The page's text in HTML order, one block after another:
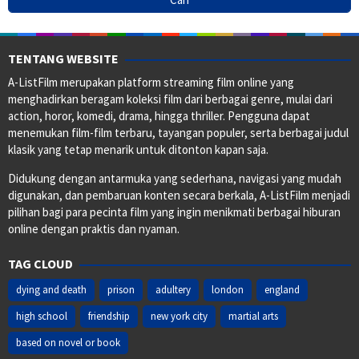
TENTANG WEBSITE
A-ListFilm merupakan platform streaming film online yang
menghadirkan beragam koleksi film dari berbagai genre, mulai dari
action, horor, komedi, drama, hingga thriller. Pengguna dapat
menemukan film-film terbaru, tayangan populer, serta berbagai judul
klasik yang tetap menarik untuk ditonton kapan saja.
Didukung dengan antarmuka yang sederhana, navigasi yang mudah
digunakan, dan pembaruan konten secara berkala, A-ListFilm menjadi
pilihan bagi para pecinta film yang ingin menikmati berbagai hiburan
online dengan praktis dan nyaman.
TAG CLOUD
dying and death prison adultery london
england
high school
friendship new york city
martial arts
based on novel or book